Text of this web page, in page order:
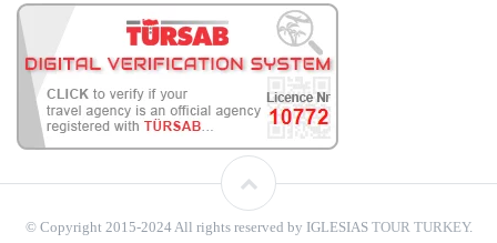
© Copyright 2015-2024 All rights reserved by IGLESIAS TOUR TURKEY.